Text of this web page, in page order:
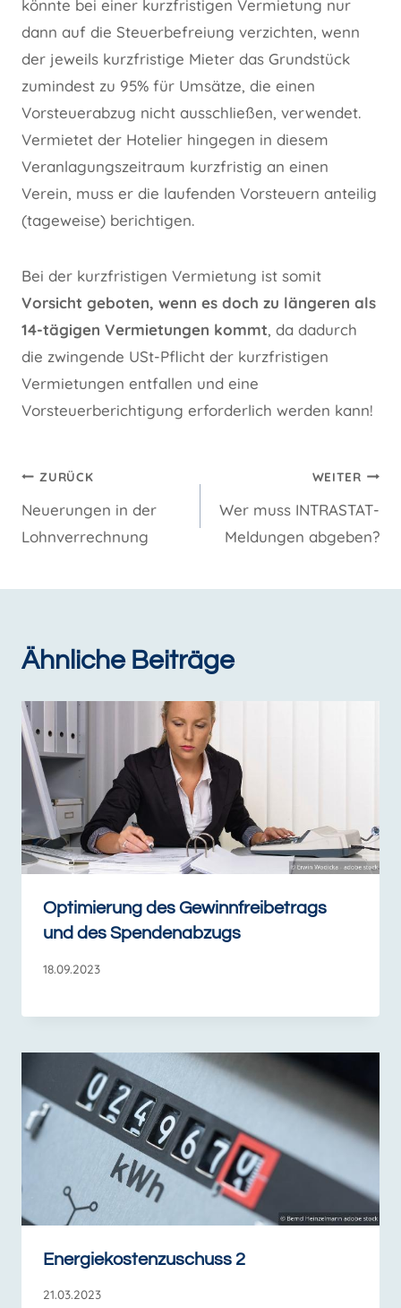
könnte bei einer kurzfristigen Vermietung nur
dann auf die Steuerbefreiung verzichten, wenn
der jeweils kurzfristige Mieter das Grundstück
zumindest zu 95% für Umsätze, die einen
Vorsteuerabzug nicht ausschließen, verwendet.
Vermietet der Hotelier hingegen in diesem
Veranlagungszeitraum kurzfristig an einen
Verein, muss er die laufenden Vorsteuern anteilig
(tageweise) berichtigen.
Bei der kurzfristigen Vermietung ist somit
Vorsicht geboten, wenn es doch zu längeren als
14-tägigen Vermietungen kommt, da dadurch
die zwingende USt-Pflicht der kurzfristigen
Vermietungen entfallen und eine
Vorsteuerberichtigung erforderlich werden kann!
Beitragsnavigation
ZURÜCK
Neuerungen in der
Lohnverrechnung
WEITER
Wer muss INTRASTAT-
Meldungen abgeben?
Ähnliche Beiträge
Optimierung des Gewinnfreibetrags
und des Spendenabzugs
18.09.2023
Energiekostenzuschuss 2
21.03.2023